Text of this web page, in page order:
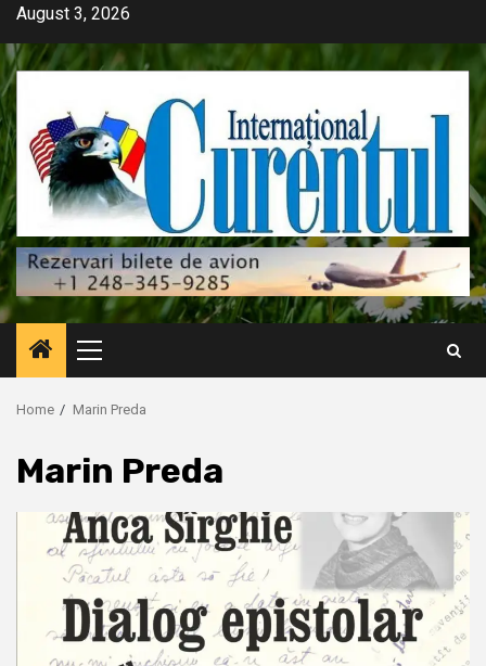
Skip
content
August 3, 2026
Primary
Menu
Home Marin Preda
Marin Preda